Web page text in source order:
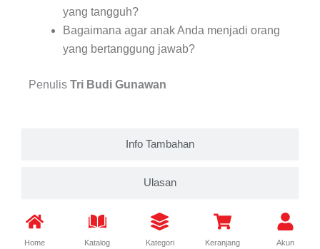
Info Tambahan
Ulasan
yang tangguh?
Bagaimana agar anak Anda menjadi orang
yang bertanggung jawab?
Penulis Tri Budi Gunawan
Home Katalog Kategori Keranjang Akun